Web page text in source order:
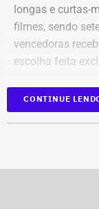
Bens
longas e curtas-
filmes, sendo
vencedoras
escolha feita
Os países
Itália, Colômbia,
CONTINUE